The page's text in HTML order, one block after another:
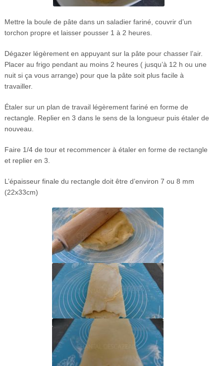
Mettre la boule de pâte dans un saladier fariné, couvrir d’un
torchon propre et laisser pousser 1 à 2 heures.
Dégazer légèrement en appuyant sur la pâte pour chasser l’air.
Placer au frigo pendant au moins 2 heures ( jusqu’à 12 h ou une
nuit si ça vous arrange) pour que la pâte soit plus facile à
travailler.
Étaler sur un plan de travail légèrement fariné en forme de
rectangle. Replier en 3 dans le sens de la longueur puis étaler de
nouveau.
Faire 1/4 de tour et recommencer à étaler en forme de rectangle
et replier en 3.
L’épaisseur finale du rectangle doit être d’environ 7 ou 8 mm
(22x33cm)